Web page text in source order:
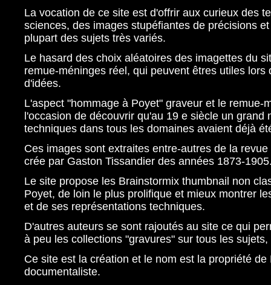
La vocation de ce site est d'offrir aux curieux des
sciences, des images stupéfiantes de précisions
plupart des sujets très variés.
Le hasard des choix aléatoires des imagettes du
remue-méninges réel, qui peuvent êtres utiles lors
d'idées.
L'aspect "hommage à Poyet" graveur et le remue-
l'occasion de découvrir qu'au 19 e siècle un grand
techniques dans tous les domaines avaient déjà
Ces images sont extraites entre-autres de la
crée par Gaston Tissandier des années 1873-
Le site propose les Brainstormix thumbnail non
Poyet, de loin le plus prolifique et mieux montrer
et de ses représentations techniques.
D'autres auteurs se sont rajoutés au site ce qui
à peu les collections "gravures" sur tous les
Ce site est la création et le nom est la propriété de
documentaliste.